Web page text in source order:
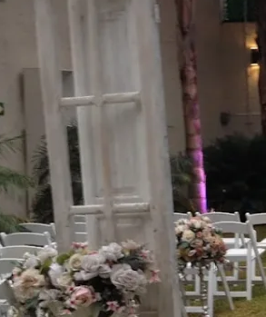
Jardín
Jardín Hasta300 personas